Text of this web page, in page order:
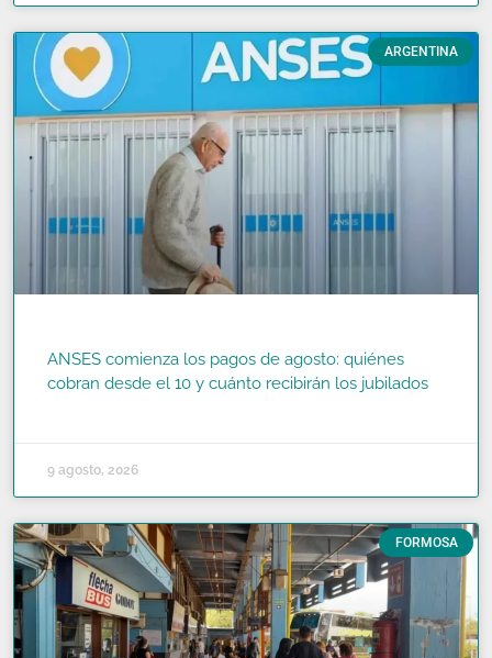
ARGENTINA
ANSES comienza los pagos de agosto: quiénes
cobran desde el 10 y cuánto recibirán los jubilados
9 agosto, 2026
FORMOSA